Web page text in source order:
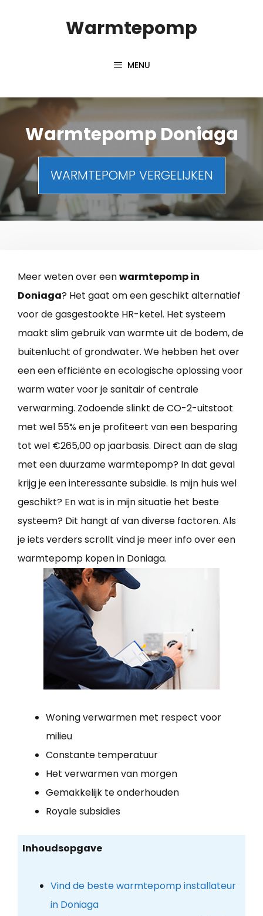
Warmtepomp
MENU
Warmtepomp Doniaga
WARMTEPOMP VERGELIJKEN
Meer weten over eenwarmtepomp in
Doniaga? Het gaat om een geschikt alternatief
voor de gasgestookte HR-ketel. Het systeem
maakt slim gebruik van warmte uit de bodem, de
buitenlucht of grondwater. We hebben het over
een een efficiënte en ecologische oplossing voor
warm water voor je sanitair of centrale
verwarming. Zodoende slinkt de CO-2-uitstoot
met wel 55% en je profiteert van een besparing
tot wel €265,00 op jaarbasis. Direct aan de slag
met een duurzame warmtepomp? In dat geval
krijg je een interessante subsidie. Is mijn huis wel
geschikt? En wat is in mijn situatie het beste
systeem? Dit hangt af van diverse factoren. Als
je iets verders scrollt vind je meer info over een
warmtepomp kopen in Doniaga.
Woning verwarmen met respect voor
milieu
Constante temperatuur
Het verwarmen van morgen
Gemakkelijk te onderhouden
Royale subsidies
Inhoudsopgave
Vind de beste warmtepomp installateur
in Doniaga